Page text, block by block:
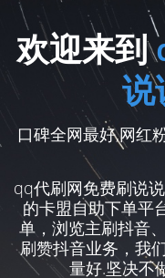
欢迎来到
说
口碑全网最好,网红
qq代刷网免费刷说
的卡盟自助下单平
单，浏览主刷抖音
刷赞抖音业务，我
量好.坚决不